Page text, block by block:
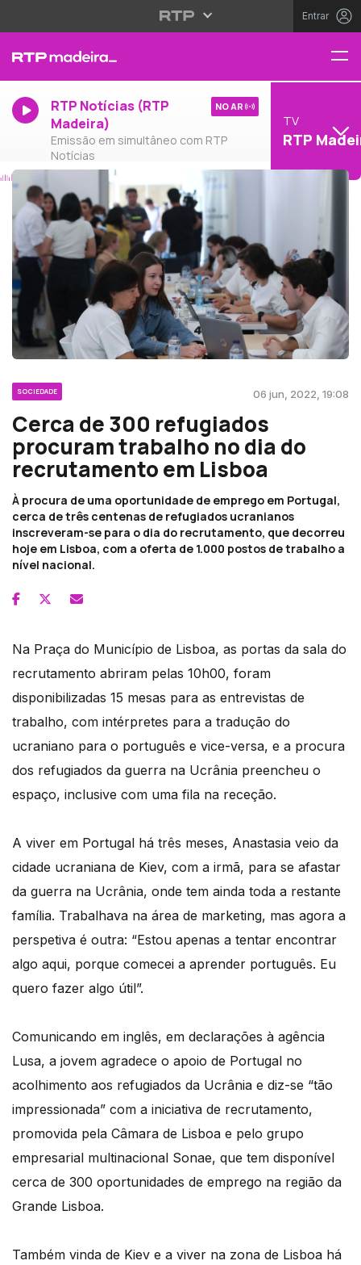
Entrar
RTP Notícias (RTP
Madeira)
Emissão em simultâneo com RTP
Notícias
NO AR
TV
RTP
SOCIEDADE 06 jun, 2022, 19:08
Cerca de 300 refugiados
procuram trabalho no dia do
recrutamento em Lisboa
À procura de uma oportunidade de emprego em Portugal,
cerca de três centenas de refugiados ucranianos
inscreveram-se para o dia do recrutamento, que decorreu
hoje em Lisboa, com a oferta de 1.000 postos de trabalho a
nível nacional.
Na Praça do Município de Lisboa, as portas da sala do
recrutamento abriram pelas 10h00, foram
disponibilizadas 15 mesas para as entrevistas de
trabalho, com intérpretes para a tradução do
ucraniano para o português e vice-versa, e a procura
dos refugiados da guerra na Ucrânia preencheu o
espaço, inclusive com uma fila na receção.
A viver em Portugal há três meses, Anastasia veio da
cidade ucraniana de Kiev, com a irmã, para se afastar
da guerra na Ucrânia, onde tem ainda toda a restante
família. Trabalhava na área de marketing, mas agora a
perspetiva é outra: “Estou apenas a tentar encontrar
algo aqui, porque comecei a aprender português. Eu
quero fazer algo útil”.
Comunicando em inglês, em declarações à agência
Lusa, a jovem agradece o apoio de Portugal no
acolhimento aos refugiados da Ucrânia e diz-se “tão
impressionada” com a iniciativa de recrutamento,
promovida pela Câmara de Lisboa e pelo grupo
empresarial multinacional Sonae, que tem disponível
cerca de 300 oportunidades de emprego na região da
Grande Lisboa.
Também vinda de Kiev e a viver na zona de Lisboa há